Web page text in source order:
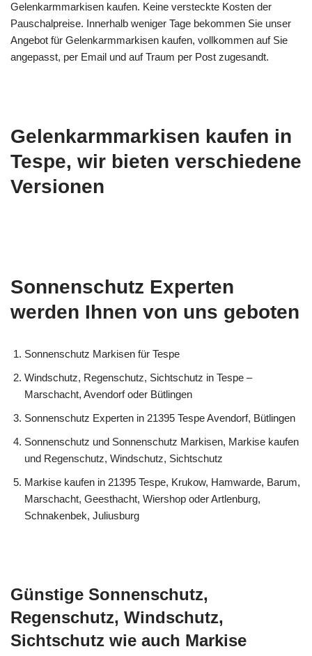
Gelenkarmmarkisen kaufen. Keine versteckte Kosten der
Pauschalpreise. Innerhalb weniger Tage bekommen Sie unser
Angebot für Gelenkarmmarkisen kaufen, vollkommen auf Sie
angepasst, per Email und auf Traum per Post zugesandt.
Gelenkarmmarkisen kaufen in
Tespe, wir bieten verschiedene
Versionen
Sonnenschutz Experten
werden Ihnen von uns geboten
Sonnenschutz Markisen für Tespe
Windschutz, Regenschutz, Sichtschutz in Tespe –
Marschacht, Avendorf oder Bütlingen
Sonnenschutz Experten in 21395 Tespe Avendorf, Bütlingen
Sonnenschutz und Sonnenschutz Markisen, Markise kaufen
und Regenschutz, Windschutz, Sichtschutz
Markise kaufen in 21395 Tespe, Krukow, Hamwarde, Barum,
Marschacht, Geesthacht, Wiershop oder Artlenburg,
Schnakenbek, Juliusburg
Günstige Sonnenschutz,
Regenschutz, Windschutz,
Sichtschutz wie auch Markise